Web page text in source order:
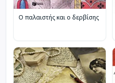
Ο παλαιστής και ο δερβίσης